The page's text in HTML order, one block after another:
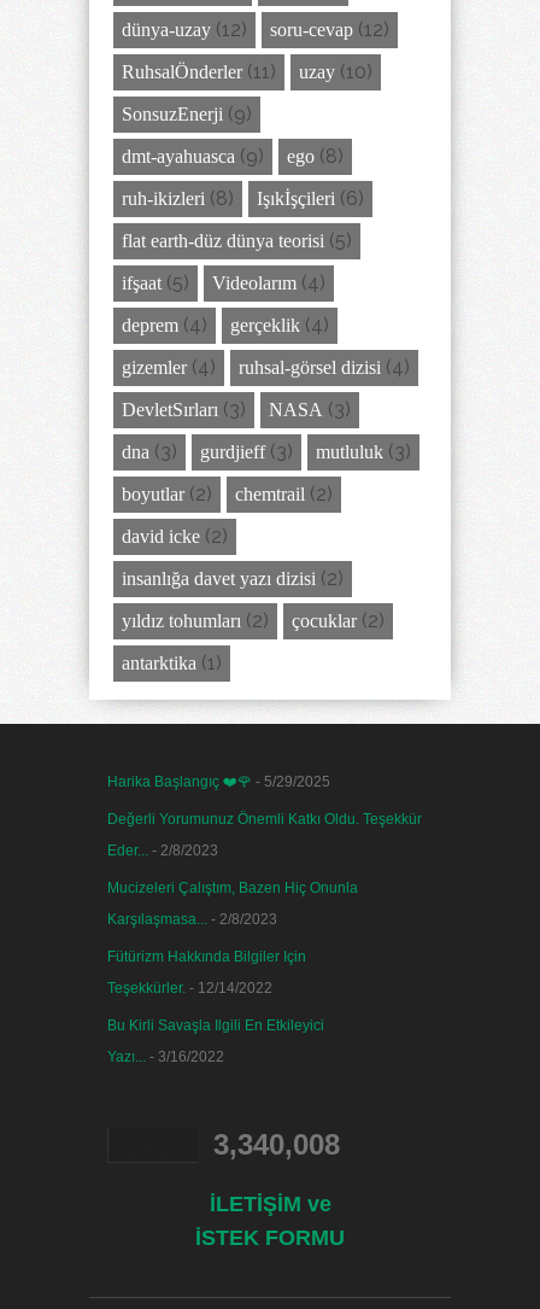
dünya-uzay (12) soru-cevap (12)
RuhsalÖnderler (11) uzay (10)
SonsuzEnerji (9)
dmt-ayahuasca (9) ego (8)
ruh-ikizleri (8) Işıkİşçileri (6)
flat earth-düz dünya teorisi (5)
ifşaat (5) Videolarım (4)
deprem (4) gerçeklik (4)
gizemler (4) ruhsal-görsel dizisi (4)
DevletSırları (3) NASA (3)
dna (3) gurdjieff (3) mutluluk (3)
boyutlar (2) chemtrail (2)
david icke (2)
insanlığa davet yazı dizisi (2)
yıldız tohumları (2) çocuklar (2)
antarktika (1)
Harika Başlangıç ❤️🌹 - 5/29/2025
Değerli Yorumunuz Önemli Katkı Oldu. Teşekkür
Eder... - 2/8/2023
Mucizeleri Çalıştım, Bazen Hiç Onunla
Karşılaşmasa... - 2/8/2023
Fütürizm Hakkında Bilgiler Için
Teşekkürler. - 12/14/2022
Bu Kirli Savaşla Ilgili En Etkileyici
Yazı... - 3/16/2022
3,340,008
İLETİŞİM ve
İSTEK FORMU